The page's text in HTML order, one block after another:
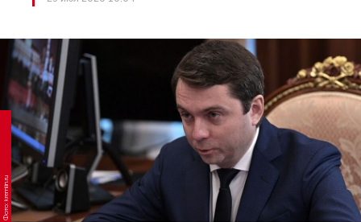
Фото: kremlin.ru